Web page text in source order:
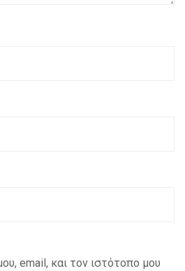
email, και τον ιστότοπο μου